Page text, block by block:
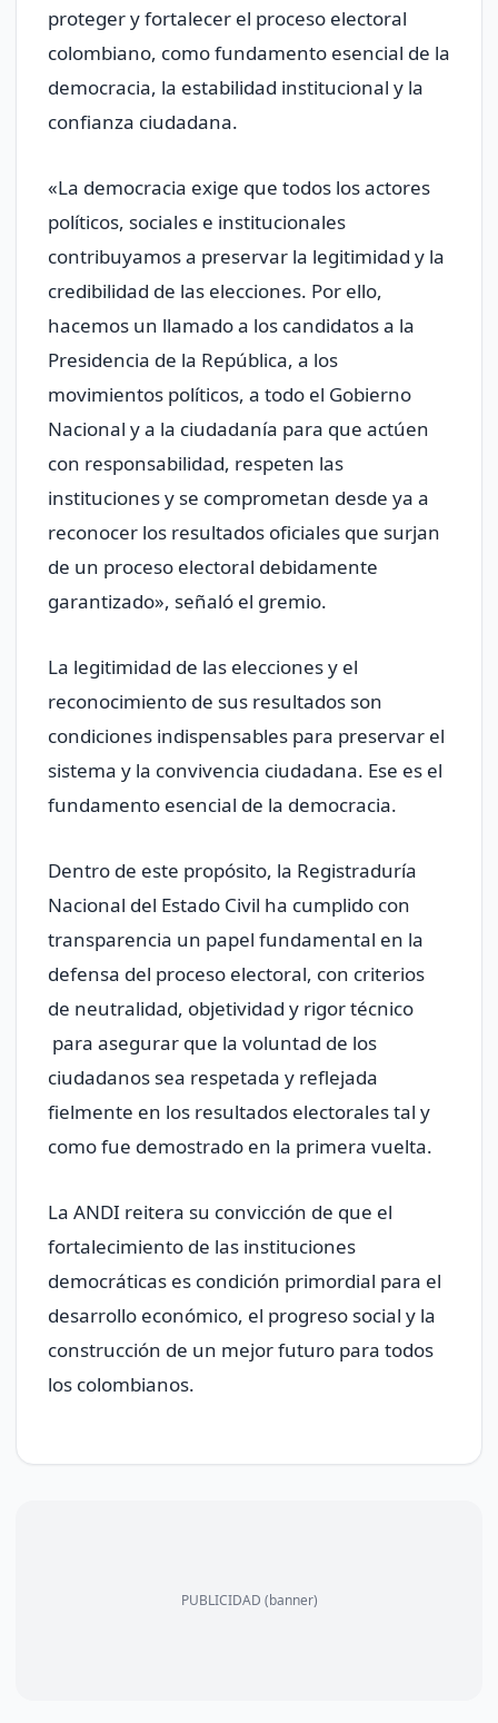
proteger y fortalecer el proceso electoral
colombiano, como fundamento esencial de la
democracia, la estabilidad institucional y la
confianza ciudadana.
«La democracia exige que todos los actores
políticos, sociales e institucionales
contribuyamos a preservar la legitimidad y la
credibilidad de las elecciones. Por ello,
hacemos un llamado a los candidatos a la
Presidencia de la República, a los
movimientos políticos, a todo el Gobierno
Nacional y a la ciudadanía para que actúen
con responsabilidad, respeten las
instituciones y se comprometan desde ya a
reconocer los resultados oficiales que surjan
de un proceso electoral debidamente
garantizado», señaló el gremio.
La legitimidad de las elecciones y el
reconocimiento de sus resultados son
condiciones indispensables para preservar el
sistema y la convivencia ciudadana. Ese es el
fundamento esencial de la democracia.
Dentro de este propósito, la Registraduría
Nacional del Estado Civil ha cumplido con
transparencia un papel fundamental en la
defensa del proceso electoral, con criterios
de neutralidad, objetividad y rigor técnico
para asegurar que la voluntad de los
ciudadanos sea respetada y reflejada
fielmente en los resultados electorales tal y
como fue demostrado en la primera vuelta.
La ANDI reitera su convicción de que el
fortalecimiento de las instituciones
democráticas es condición primordial para el
desarrollo económico, el progreso social y la
construcción de un mejor futuro para todos
los colombianos.
PUBLICIDAD (banner)